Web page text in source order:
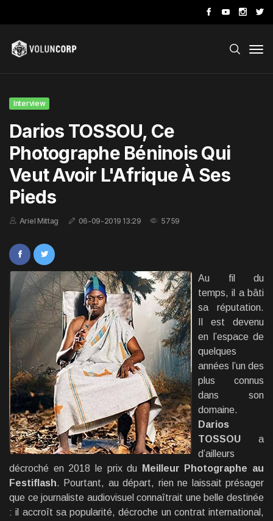
Interview
Darios TOSSOU, Ce
Photographe Béninois Qui
Veut Avoir L'Afrique À Ses
Pieds
Ariel Mittag 06-09-2019 13:29 5759
Au fil du
temps, il a bâti
sa réputation.
Il est devenu
en l’espace de
quelques
années l’un des
plus connus
dans son
domaine.
Darios
TOSSOU a
d’ailleurs
décroché en 2018 le prix du
Meilleur Photographe au
Festiflash. Pourtant, au départ, rien ne laissait présager
que ce journaliste audiovisuel connaîtrait une belle destinée
: il accroît sa popularité, décroche un contrat international,